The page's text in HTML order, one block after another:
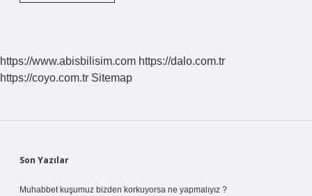
Hizmetleri
https://www.abisbilisim.com https://dalo.com.tr
https://coyo.com.tr Sitemap
Sidebar
Son Yazılar
Muhabbet kuşumuz bizden korkuyorsa ne yapmalıyız ?